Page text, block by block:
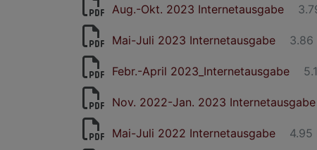
Aug.-Okt. 2023 Internetausgabe
Mai-Juli 2023 Internetausgabe 3.86
Febr.-April 2023_Internetausgabe
Nov. 2022-Jan. 2023 Internetausgabe
Mai-Juli 2022 Internetausgabe 4.95